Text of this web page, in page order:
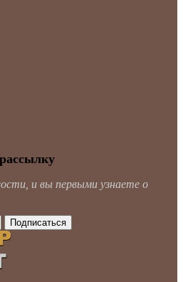
и вы первыми узнаете о